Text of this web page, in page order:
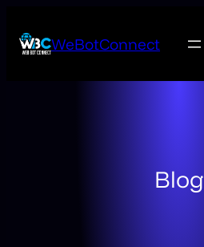
WeBotConnect
Blog